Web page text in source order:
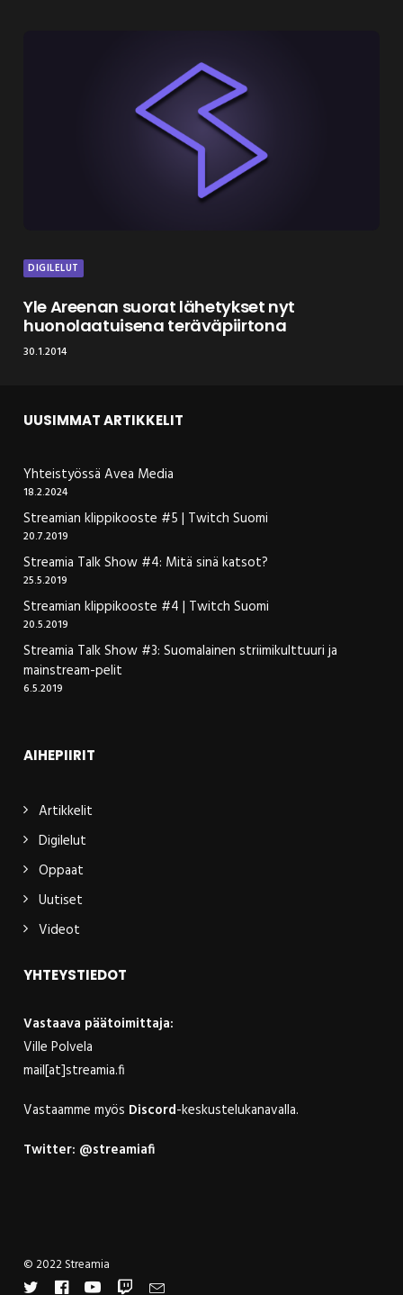
DIGILELUT
Yle Areenan suorat lähetykset nyt
huonolaatuisena teräväpiirtona
30.1.2014
UUSIMMAT ARTIKKELIT
Yhteistyössä Avea Media
18.2.2024
Streamian klippikooste #5 | Twitch Suomi
20.7.2019
Streamia Talk Show #4: Mitä sinä katsot?
25.5.2019
Streamian klippikooste #4 | Twitch Suomi
20.5.2019
Streamia Talk Show #3: Suomalainen striimikulttuuri ja
mainstream-pelit
6.5.2019
AIHEPIIRIT
Artikkelit
Digilelut
Oppaat
Uutiset
Videot
YHTEYSTIEDOT
Vastaava päätoimittaja:
Ville Polvela
mail[at]streamia.fi
Vastaamme myös Discord-keskustelukanavalla.
Twitter: @streamiafi
© 2022 Streamia